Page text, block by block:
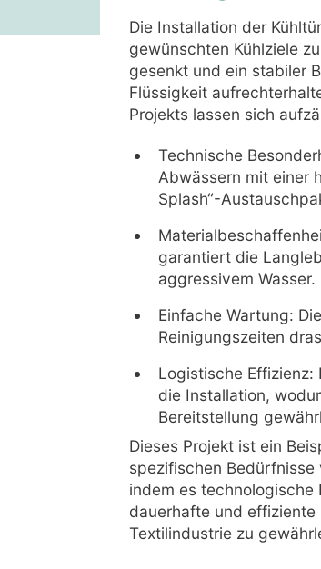
Die Installation der
gewünschten Kühlziele
gesenkt und ein stabiler
Flüssigkeit
Projekts lassen sich
Technische
Abwässern mit einer
Splash“-
garantiert die
aggressivem Wasser.
Einfache Wartung:
Reinigungszeiten
Logistische
die Installation,
Bereitstellung
Dieses Projekt ist ein
spezifischen
indem es technologische
dauerhafte und effiziente
Textilindustrie zu